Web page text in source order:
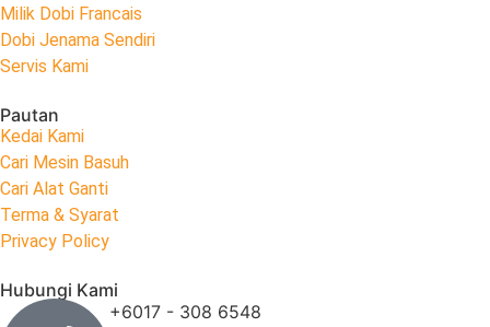
Milik Dobi Francais
Dobi Jenama Sendiri
Servis Kami
Pautan
Kedai Kami
Cari Mesin Basuh
Cari Alat Ganti
Terma & Syarat
Privacy Policy
Hubungi Kami
+6017 - 308 6548